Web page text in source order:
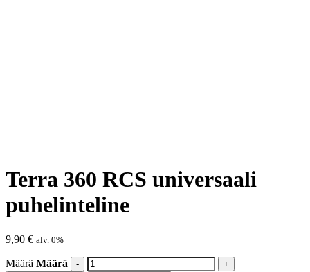
Terra 360 RCS universaali
puhelinteline
9,90 € alv. 0%
Määrä Määrä